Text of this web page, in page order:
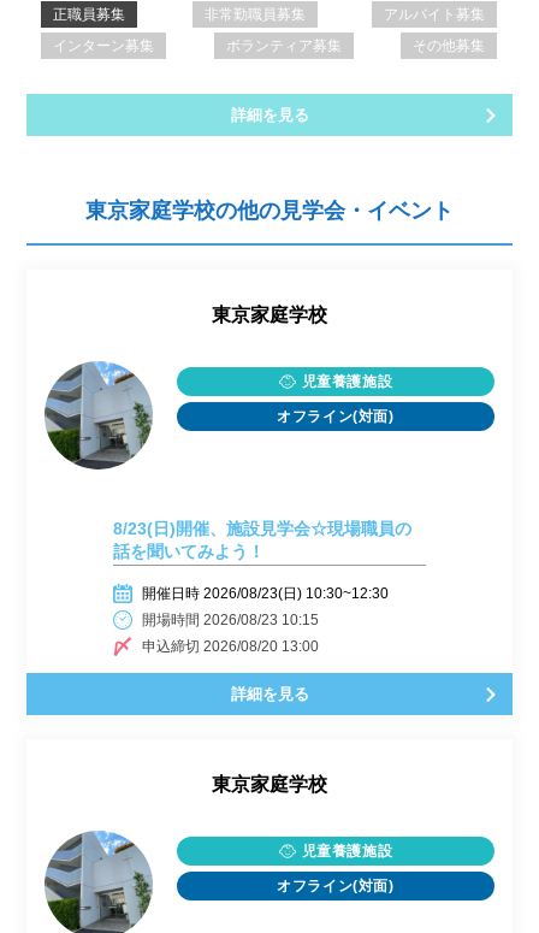
正職員募集 非常勤職員募集
アルバイト募集
インターン募集
ボランティア募集 その他募集
詳細を見る
東京家庭学校の他の見学会・イベント
東京家庭学校
児童養護施設
オフライン(対面)
8/23(日)開催、施設見学会☆現場職員の
話を聞いてみよう！
開催日時 2026/08/23(日) 10:30~12:30
開場時間 2026/08/23 10:15
申込締切 2026/08/20 13:00
詳細を見る
東京家庭学校
児童養護施設
オフライン(対面)